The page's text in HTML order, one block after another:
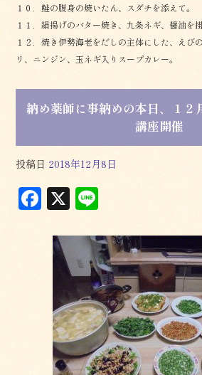
１０．鮭の腹身の焼いたん、スダチを添えて。
１１．絹揚げのバター焼き、九条ネギ、醤油を掛
１２．焼き伊勢海老をだしの主体にした、えび
リ、ニンジン、玉ネギ入りスープカレー。
納め薬師に事納めの本日、１２
講座開催
投稿日 2018年12月8日
F
a
c
o
o
k
X
e